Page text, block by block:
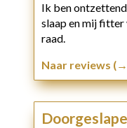
Ik ben
slaap en mij fitter
raad.
Naar reviews